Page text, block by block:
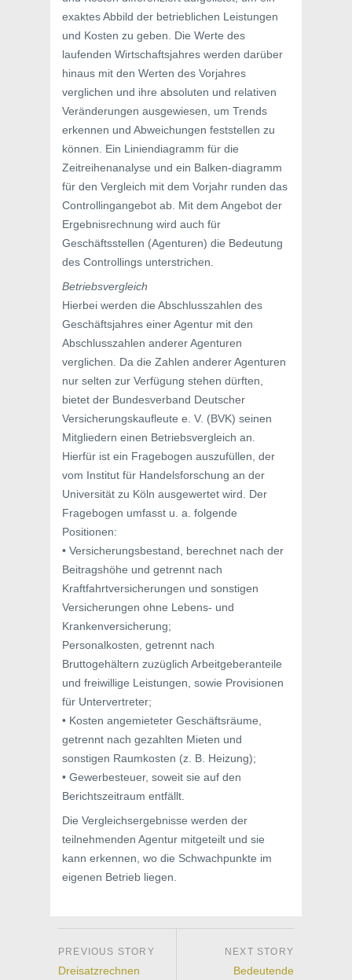
exaktes Abbild der betrieblichen Leistungen
und Kosten zu geben. Die Werte des
laufenden Wirtschaftsjahres werden darüber
hinaus mit den Werten des Vorjahres
verglichen und ihre absoluten und relativen
Veränderungen ausgewiesen, um Trends
erkennen und Abweichungen feststellen zu
können. Ein Liniendiagramm für die
Zeitreihenanalyse und ein Balken-diagramm
für den Vergleich mit dem Vorjahr runden das
Controllingangebot ab. Mit dem Angebot der
Ergebnisrechnung wird auch für
Geschäftsstellen (Agenturen) die Bedeutung
des Controllings unterstrichen.
Betriebsvergleich
Hierbei werden die Abschlusszahlen des
Geschäftsjahres einer Agentur mit den
Abschlusszahlen anderer Agenturen
verglichen. Da die Zahlen anderer Agenturen
nur selten zur Verfügung stehen dürften,
bietet der Bundesverband Deutscher
Versicherungskaufleute e. V. (BVK) seinen
Mitgliedern einen Betriebsvergleich an.
Hierfür ist ein Fragebogen auszufüllen, der
vom Institut für Handelsforschung an der
Universität zu Köln ausgewertet wird. Der
Fragebogen umfasst u. a. folgende
Positionen:
• Versicherungsbestand, berechnet nach der
Beitragshöhe und getrennt nach
Kraftfahrtversicherungen und sonstigen
Versicherungen ohne Lebens- und
Krankenversicherung;
Personalkosten, getrennt nach
Bruttogehältern zuzüglich Arbeitgeberanteile
und freiwillige Leistungen, sowie Provisionen
für Untervertreter;
• Kosten angemieteter Geschäftsräume,
getrennt nach gezahlten Mieten und
sonstigen Raumkosten (z. B. Heizung);
• Gewerbesteuer, soweit sie auf den
Berichtszeitraum entfällt.
Die Vergleichsergebnisse werden der
teilnehmenden Agentur mitgeteilt und sie
kann erkennen, wo die Schwachpunkte im
eigenen Betrieb liegen.
Dreisatzrechnen
Bedeutende